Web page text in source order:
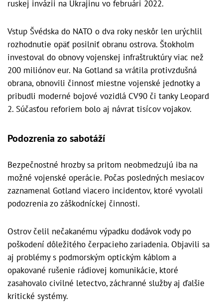
ruskej invázii na Ukrajinu vo februári 2022.
Vstup Švédska do NATO o dva roky neskôr len urýchlil
rozhodnutie opäť posilniť obranu ostrova. Štokholm
investoval do obnovy vojenskej infraštruktúry viac než
200 miliónov eur. Na Gotland sa vrátila protivzdušná
obrana, obnovili činnosť miestne vojenské jednotky a
pribudli moderné bojové vozidlá CV90 či tanky Leopard
2. Súčasťou reforiem bolo aj návrat tisícov vojakov.
Podozrenia zo sabotáží
Bezpečnostné hrozby sa pritom neobmedzujú iba na
možné vojenské operácie. Počas posledných mesiacov
zaznamenal Gotland viacero incidentov, ktoré vyvolali
podozrenia zo záškodníckej činnosti.
Ostrov čelil nečakanému výpadku dodávok vody po
poškodení dôležitého čerpacieho zariadenia. Objavili sa
aj problémy s podmorským optickým káblom a
opakované rušenie rádiovej komunikácie, ktoré
zasahovalo civilné letectvo, záchranné služby aj ďalšie
kritické systémy.